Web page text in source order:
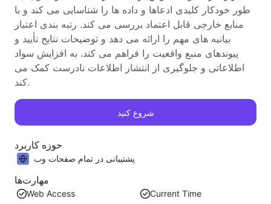
طور خودکار کلیدی ادعاها و داده ها را شناسایی می کند و با
منابع خارجی قابل اعتماد بررسی می کند. رتبه بندی اعتبار
بیانیه های مهم را ارائه می دهد و توضیحات نتایج تأیید و
پیوندهای منبع واقعیت را فراهم می کند. به افزایش سواد
اطلاعاتی و جلوگیری از انتشار اطلاعات نادرست کمک می
کند.
شروع کنید
حوزه کاربرد
پشتیبانی در تمام صفحات وب
مهارت‌ها
Web Access Current Time